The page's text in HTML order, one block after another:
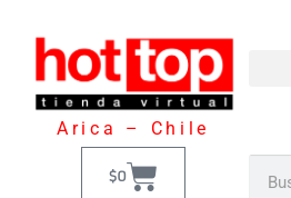
Arica – Chile
$0